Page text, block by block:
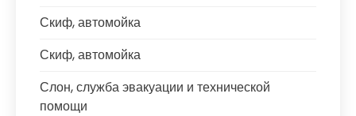
Скиф, автомойка
Скиф, автомойка
Слон, служба эвакуации и технической
помощи